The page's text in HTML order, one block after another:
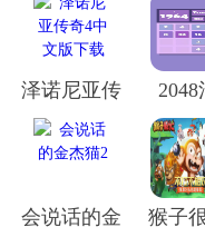
加速、紧张刺激的偷
索这个神秘的世界，
巧，保证让你大呼过瘾
一、偷钱比赛手游的
泽诺尼亚传奇4中文
2048
会说话的金杰猫2
猴子